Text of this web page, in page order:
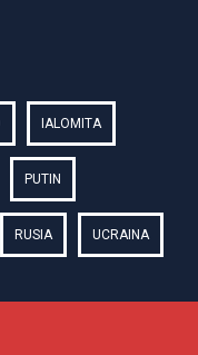
IALOMITA
PUTIN
RUSIA UCRAINA